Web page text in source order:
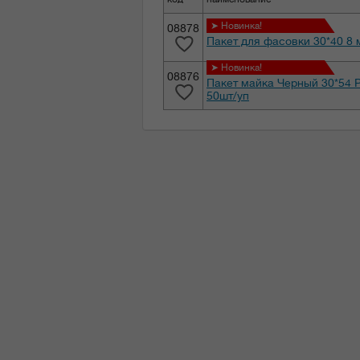
08878 ➤ Новинка!
Пакет для фасовки 30*40 8
08876
➤ Новинка!
Пакет майка Черный 30*54
50шт/уп